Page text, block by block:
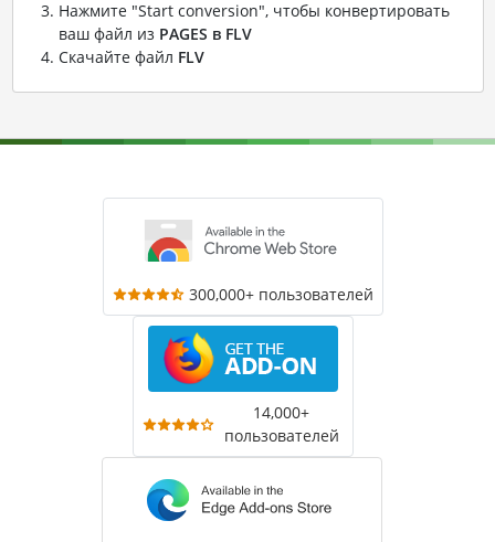
Нажмите "Start conversion", чтобы конвертировать
ваш файл из PAGES в FLV
Скачайте файл FLV
300,000+ пользователей
14,000+
пользователей